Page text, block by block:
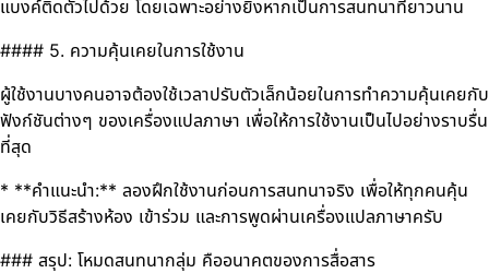
แบงค์ติดตัวไปด้วย โดยเฉพาะอย่างยิ่งหากเป็นการสนทนาที่ยาวนาน
#### 5. ความคุ้นเคยในการใช้งาน
ผู้ใช้งานบางคนอาจต้องใช้เวลาปรับตัวเล็กน้อยในการทำความคุ้นเคยกับ
ฟังก์ชันต่างๆ ของเครื่องแปลภาษา เพื่อให้การใช้งานเป็นไปอย่างราบรื่น
ที่สุด
* **คำแนะนำ:** ลองฝึกใช้งานก่อนการสนทนาจริง เพื่อให้ทุกคนคุ้น
เคยกับวิธีสร้างห้อง เข้าร่วม และการพูดผ่านเครื่องแปลภาษาครับ
### สรุป: โหมดสนทนากลุ่ม คืออนาคตของการสื่อสาร